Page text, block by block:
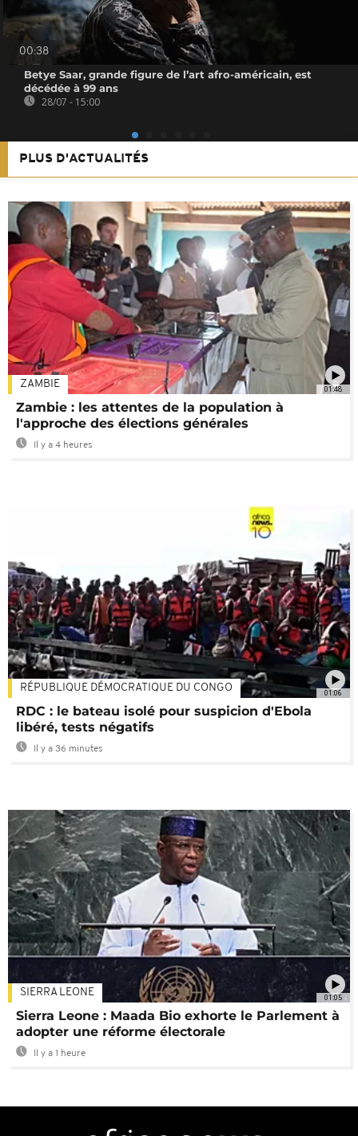
00:38
Betye Saar, grande figure de l’art afro-américain, est
décédée à 99 ans
28/07 - 15:00
PLUS D'ACTUALITÉS
01:48
ZAMBIE
Zambie : les attentes de la population à
l'approche des élections générales
Il y a 4 heures
01:06
RÉPUBLIQUE DÉMOCRATIQUE DU CONGO
RDC : le bateau isolé pour suspicion d'Ebola
libéré, tests négatifs
Il y a 36 minutes
01:05
SIERRA LEONE
Sierra Leone : Maada Bio exhorte le Parlement à
adopter une réforme électorale
Il y a 1 heure